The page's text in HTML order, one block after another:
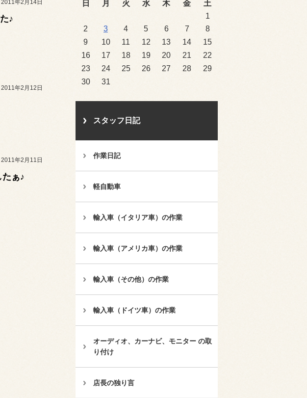
2011年2月14日
♪
2011年2月12日
2011年2月11日
ぁ♪
日 月 火 水 木 金
土
1
2
3 4 5 6 7
8
9
10 11 12 13 14
15
16
17 18 19 20 21
22
23
24 25 26 27 28
29
30
31
スタッフ日記
作業日記
軽自動車
輸入車（イタリア車）の作業
輸入車（アメリカ車）の作業
輸入車（その他）の作業
輸入車（ドイツ車）の作業
オーディオ、カーナビ、モニター の取
り付け
店長の独り言